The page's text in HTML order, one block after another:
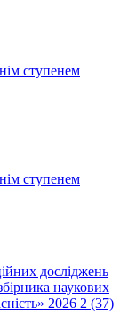
ступенем
ступенем
досліджень
наукових
2026 2 (37)